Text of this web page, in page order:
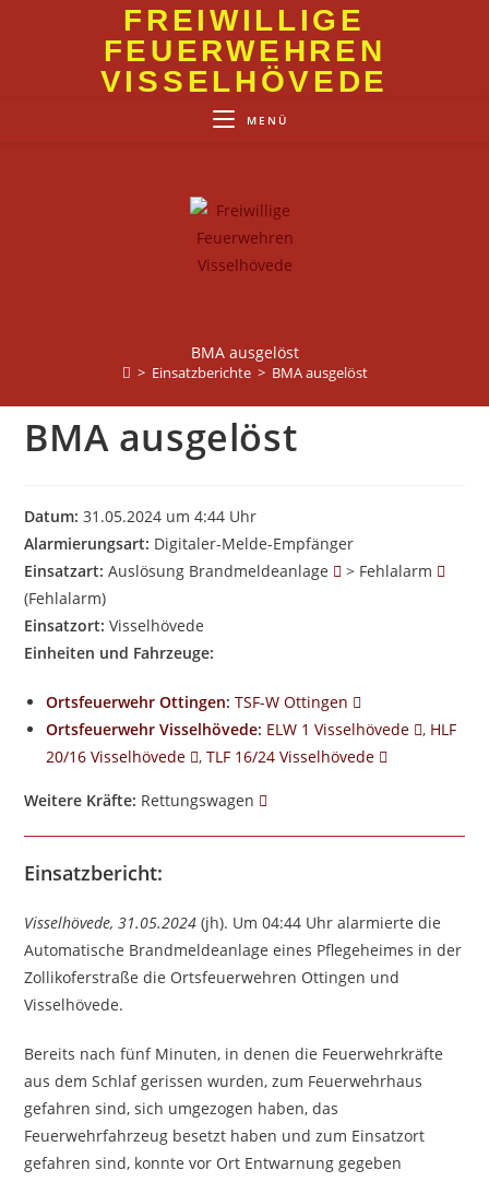
FREIWILLIGE
FEUERWEHREN
VISSELHÖVEDE
MENÜ
BMA ausgelöst
> Einsatzberichte > BMA ausgelöst
BMA ausgelöst
Datum: 31.05.2024 um 4:44 Uhr
Alarmierungsart: Digitaler-Melde-Empfänger
Einsatzart: Auslösung Brandmeldeanlage
> Fehlalarm
(Fehlalarm)
Einsatzort: Visselhövede
Einheiten und Fahrzeuge:
Ortsfeuerwehr Ottingen: TSF-W Ottingen
Ortsfeuerwehr Visselhövede: ELW 1 Visselhövede , HLF
20/16 Visselhövede
,TLF 16/24 Visselhövede
Weitere Kräfte: Rettungswagen
Einsatzbericht:
Visselhövede, 31.05.2024 (jh). Um 04:44 Uhr alarmierte die
Automatische Brandmeldeanlage eines Pflegeheimes in der
Zollikoferstraße die Ortsfeuerwehren Ottingen und
Visselhövede.
Bereits nach fünf Minuten, in denen die Feuerwehrkräfte
aus dem Schlaf gerissen wurden, zum Feuerwehrhaus
gefahren sind, sich umgezogen haben, das
Feuerwehrfahrzeug besetzt haben und zum Einsatzort
gefahren sind, konnte vor Ort Entwarnung gegeben